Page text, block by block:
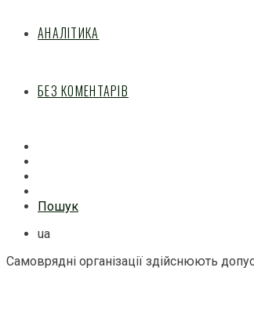
АНАЛІТИКА
БЕЗ КОМЕНТАРІВ
Пошук
ua
Самоврядні організації здійснюють